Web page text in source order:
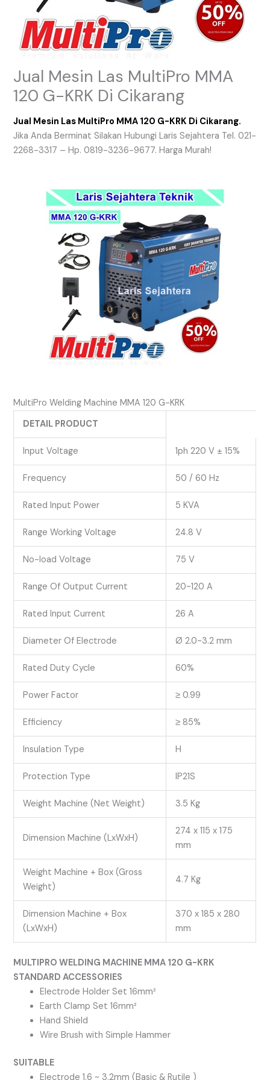
Jual Mesin Las MultiPro MMA
120 G-KRK Di Cikarang
Jual Mesin Las MultiPro MMA 120 G-KRK Di Cikarang.
Jika Anda Berminat Silakan Hubungi Laris Sejahtera Tel. 021-
2268-3317 – Hp. 0819-3236-9677. Harga Murah!
MultiPro Welding Machine MMA 120 G-KRK
DETAIL PRODUCT
Input Voltage 1ph 220 V ± 15%
Frequency 50 / 60 Hz
Rated Input Power 5 KVA
Range Working Voltage 24.8 V
No-load Voltage 75 V
Range Of Output Current 20~120 A
Rated Input Current 26 A
Diameter Of Electrode Ø 2.0~3.2 mm
Rated Duty Cycle 60%
Power Factor ≥ 0.99
Efficiency ≥ 85%
Insulation Type H
Protection Type IP21S
Weight Machine (Net Weight) 3.5 Kg
Dimension Machine (LxWxH)
274 x 115 x 175
mm
Weight Machine + Box (Gross
Weight)
4.7 Kg
Dimension Machine + Box
(LxWxH)
370 x 185 x 280
mm
MULTIPRO WELDING MACHINE MMA 120 G-KRK
STANDARD ACCESSORIES
Electrode Holder Set 16mm²
Earth Clamp Set 16mm²
Hand Shield
Wire Brush with Simple Hammer
SUITABLE
Electrode 1.6 ~ 3.2mm (Basic & Rutile )